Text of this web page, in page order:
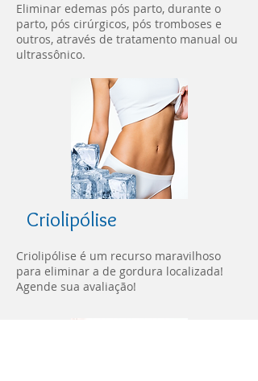
Eliminar edemas pós parto, durante o
parto, pós cirúrgicos, pós tromboses e
outros, através de tratamento manual ou
ultrassônico.
Criolipólise
Criolipólise é um recurso maravilhoso
para eliminar a de gordura localizada!
Agende sua avaliação!